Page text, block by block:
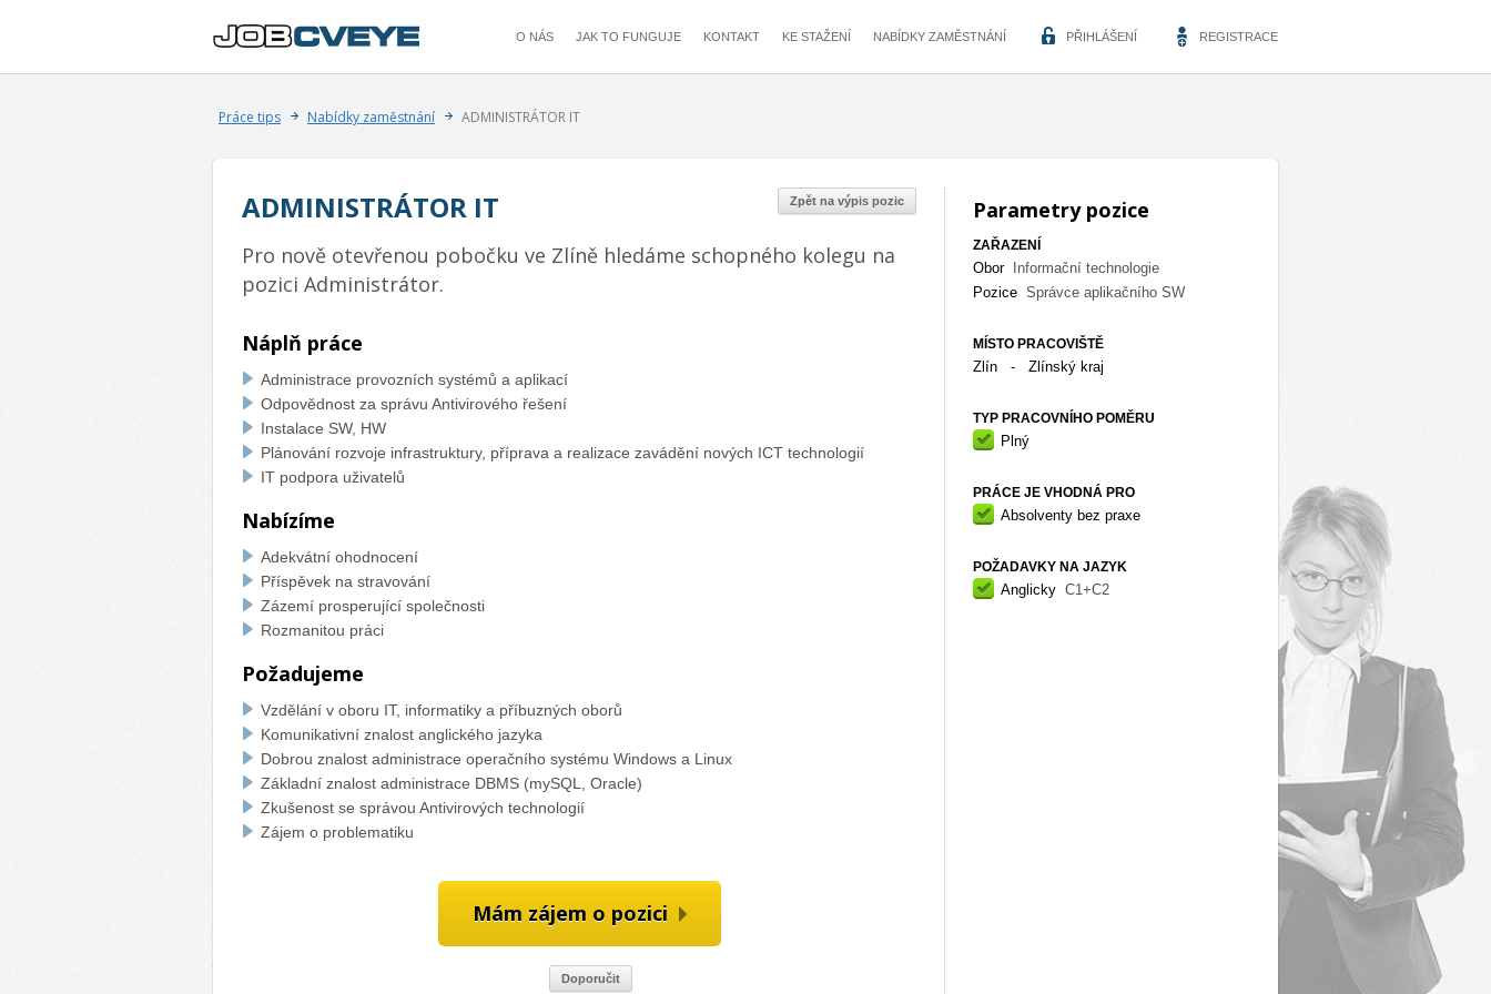
JOBCVEYE O NÁS JAK TO FUNGUJE KONTAKT KE STAŽENÍ NABÍDKY ZAMĚSTNÁNÍ PŘIHLÁŠENÍ REGISTRACE
Práce tips Nabídky zaměstnání ADMINISTRÁTOR IT
Zpět na výpis pozic
ADMINISTRÁTOR IT
Pro nově otevřenou pobočku ve Zlíně hledáme schopného kolegu na
pozici Administrátor.
Náplň práce
Administrace provozních systémů a aplikací
Odpovědnost za správu Antivirového řešení
Instalace SW, HW
Plánování rozvoje infrastruktury, příprava a realizace zavádění nových ICT technologií
IT podpora uživatelů
Nabízíme
Adekvátní ohodnocení
Příspěvek na stravování
Zázemí prosperující společnosti
Rozmanitou práci
Požadujeme
Vzdělání v oboru IT, informatiky a příbuzných oborů
Komunikativní znalost anglického jazyka
Dobrou znalost administrace operačního systému Windows a Linux
Základní znalost administrace DBMS (mySQL, Oracle)
Zkušenost se správou Antivirových technologií
Zájem o problematiku
Mám zájem o pozici
Doporučit
Parametry pozice
ZAŘAZENÍ
Obor
Informační technologie
Pozice Správce aplikačního SW
MÍSTO PRACOVIŠTĚ
Zlín - Zlínský kraj
TYP PRACOVNÍHO POMĚRU
Plný
PRÁCE JE VHODNÁ PRO
Absolventy bez praxe
POŽADAVKY NA JAZYK
Anglicky C1+C2